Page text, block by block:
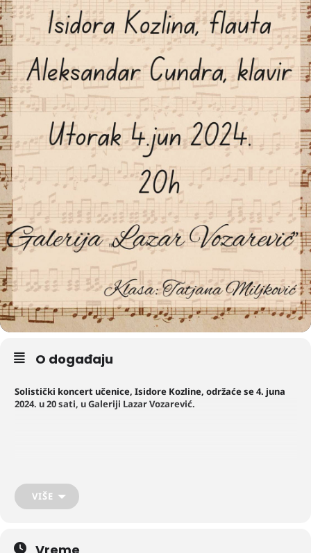
O događaju
Solistički koncert učenice, Isidore Kozline, održaće se 4. juna
2024. u 20 sati, u Galeriji Lazar Vozarević.
VIŠE